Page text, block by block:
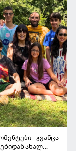
- გვანცა
ახალ